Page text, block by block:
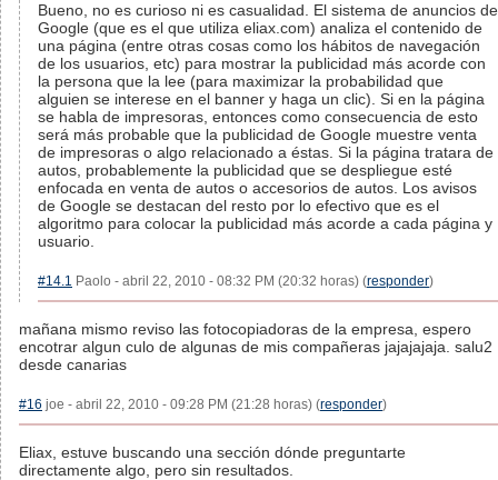
Bueno, no es curioso ni es casualidad. El sistema de anuncios de
Google (que es el que utiliza eliax.com) analiza el contenido de
una página (entre otras cosas como los hábitos de navegación
de los usuarios, etc) para mostrar la publicidad más acorde con
la persona que la lee (para maximizar la probabilidad que
alguien se interese en el banner y haga un clic). Si en la página
se habla de impresoras, entonces como consecuencia de esto
será más probable que la publicidad de Google muestre venta
de impresoras o algo relacionado a éstas. Si la página tratara de
autos, probablemente la publicidad que se despliegue esté
enfocada en venta de autos o accesorios de autos. Los avisos
de Google se destacan del resto por lo efectivo que es el
algoritmo para colocar la publicidad más acorde a cada página y
usuario.
#14.1 Paolo - abril 22, 2010 - 08:32 PM (20:32 horas) (responder)
mañana mismo reviso las fotocopiadoras de la empresa, espero
encotrar algun culo de algunas de mis compañeras jajajajaja. salu2
desde canarias
#16 joe - abril 22, 2010 - 09:28 PM (21:28 horas) (responder)
Eliax, estuve buscando una sección dónde preguntarte
directamente algo, pero sin resultados.